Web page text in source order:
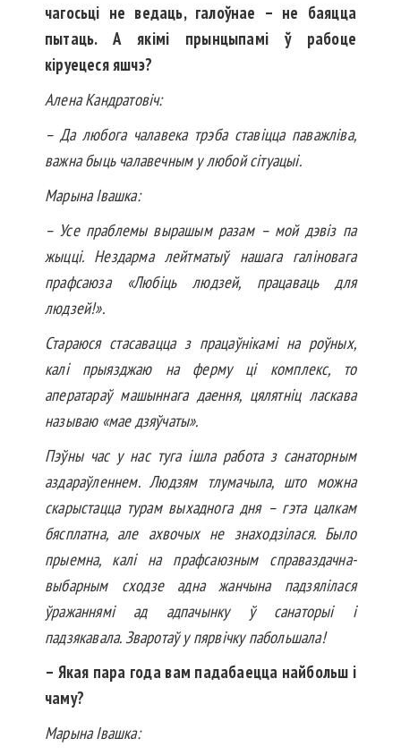
чагосьці не ведаць, галоўнае – не баяцца
пытаць. А якімі прынцыпамі ў рабоце
кіруецеся яшчэ?
Алена Кандратовіч:
– Да любога чалавека трэба ста­віцца паважліва,
важна быць чалавечным у любой сітуацыі.
Марына Івашка:
– Усе праблемы вырашым разам – мой дэвіз па
жыцці. Нездарма лейт­матыў нашага галіновага
прафсаюза «Любіць людзей, працаваць для
людзей!».
Стараюся стасавацца з пра­цаў­нікамі на роўных,
калі прыязджаю на ферму ці комплекс, то
аператараў машыннага даення, цялятніц ласкава
называю «мае дзяўчаты».
Пэўны час у нас туга ішла работа з санаторным
аздараўленнем. Людзям тлумачыла, што можна
скарыстацца турам выхаднога дня – гэта цалкам
бяс­платна, але ахвочых не знаходзілася. Было
прыемна, калі на прафсаюзным справаздачна-
выбарным сходзе адна жанчына падзялілася
ўражаннямі ад адпачынку ў санаторыі і
падзякавала. Зваротаў у пярвічку пабольшала!
– Якая пара года вам падабаецца найбольш і
чаму?
Марына Івашка: